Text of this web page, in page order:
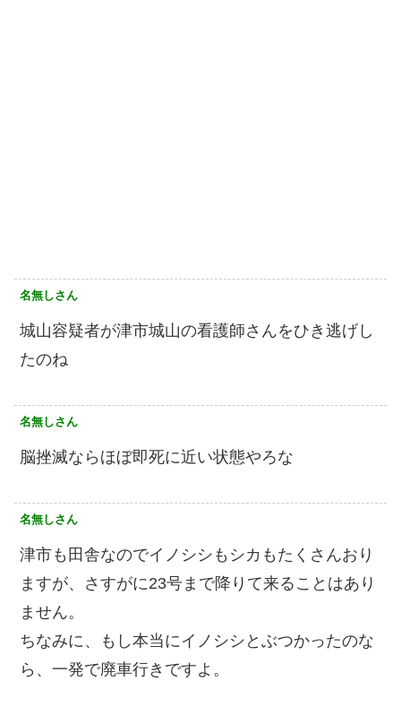
名無しさん
城山容疑者が津市城山の看護師さんをひき逃げし
たのね
名無しさん
脳挫滅ならほぼ即死に近い状態やろな
名無しさん
津市も田舎なのでイノシシもシカもたくさんおり
ますが、さすがに23号まで降りて来ることはあり
ません。
ちなみに、もし本当にイノシシとぶつかったのな
ら、一発で廃車行きですよ。